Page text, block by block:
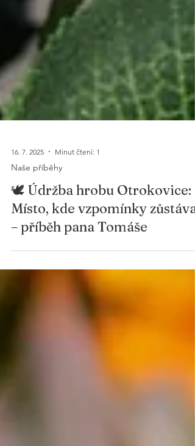
16. 7. 2025 Minut čtení: 1
Naše příběhy
🕊️ Údržba hrobu Otrokovice:
Místo, kde vzpomínky
– příběh pana Tomáše